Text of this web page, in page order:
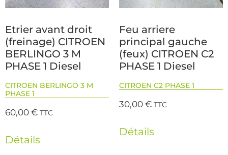
Etrier avant droit
(freinage) CITROEN
BERLINGO 3 M
PHASE 1 Diesel
CITROEN BERLINGO 3 M
PHASE 1
60,00€ TTC
Détails
Feu arriere
principal gauche
(feux) CITROEN C2
PHASE 1 Diesel
CITROEN C2 PHASE 1
30,00€ TTC
Détails